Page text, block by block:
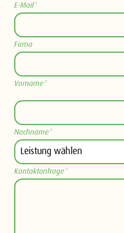
E-Mail*
Firma
Vorname*
Nachname*
Kontaktanfrage*